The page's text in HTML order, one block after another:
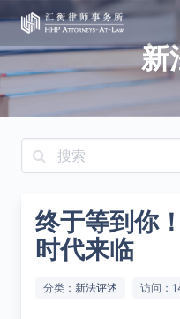
新
终于等到你
时代来临
分类： 新法评述 访问：